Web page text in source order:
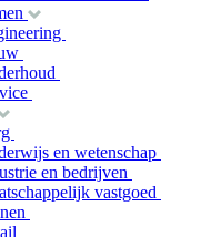
en wetenschap
en bedrijven
vastgoed